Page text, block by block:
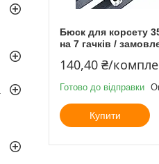
Бюск для корсету
на 7 гачків /
140,40 ₴/
Готово до відправки
Купити